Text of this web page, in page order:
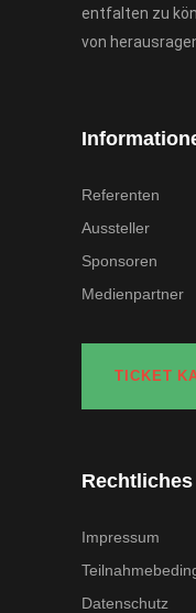
entfalten zu
von
Referenten
Aussteller
Sponsoren
Medienpartner
TICKET
Rechtliches
Impressum
Datenschutz